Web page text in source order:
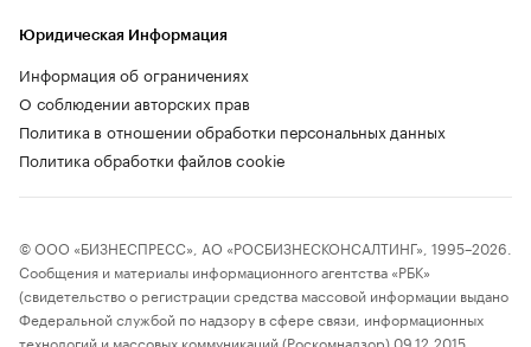
Юридическая Информация
Информация об ограничениях
О соблюдении авторских прав
Политика в отношении обработки персональных данных
Политика обработки файлов cookie
© ООО «БИЗНЕСПРЕСС», АО «РОСБИЗНЕСКОНСАЛТИНГ», 1995–2026.
Сообщения и материалы информационного агентства «РБК»
(свидетельство о регистрации средства массовой информации выдано
Федеральной службой по надзору в сфере связи, информационных
технологий и массовых коммуникаций (Роскомнадзор) 09.12.2015